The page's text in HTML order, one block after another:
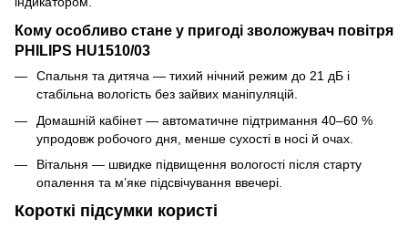
Кому особливо стане у пригоді зволожувач повітря
PHILIPS HU1510/03
Спальня та дитяча — тихий нічний режим до 21 дБ і
стабільна вологість без зайвих маніпуляцій.
Домашній кабінет — автоматичне підтримання 40–60 %
упродовж робочого дня, менше сухості в носі й очах.
Вітальня — швидке підвищення вологості після старту
опалення та м’яке підсвічування ввечері.
Короткі підсумки користі